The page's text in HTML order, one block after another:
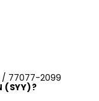
/ 77077-2099
(SYY)?